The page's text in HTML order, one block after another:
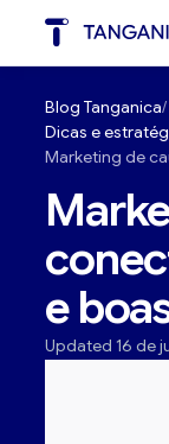
Blog Tanganica
Dicas e
Marketing de
e
Updated 16 de